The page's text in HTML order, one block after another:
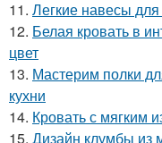
11. Легкие навесы
12. Белая кровать в
цвет
13. Мастерим полки
кухни
14. Кровать с мягким
15. Дизайн клумбы из